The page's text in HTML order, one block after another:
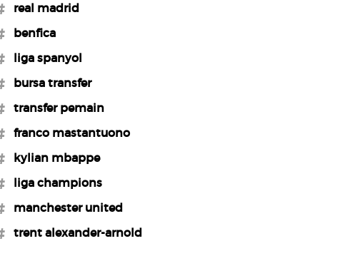
#real madrid
#benfica
#liga spanyol
#bursa transfer
#transfer pemain
#franco mastantuono
#kylian mbappe
#liga champions
#manchester united
#trent alexander-arnold